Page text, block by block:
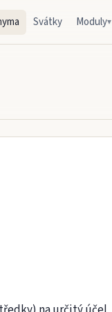
Svátky Moduly▾